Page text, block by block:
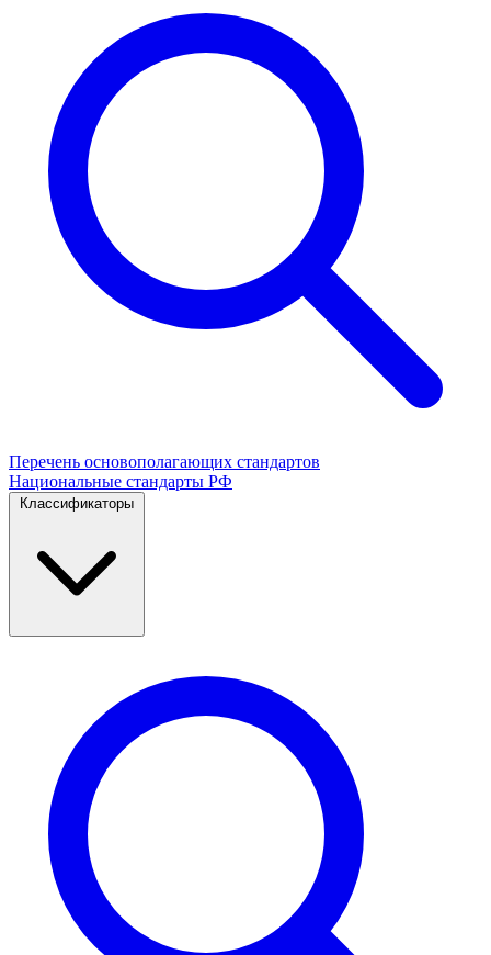
Перечень основополагающих стандартов
Национальные стандарты РФ
Классификаторы